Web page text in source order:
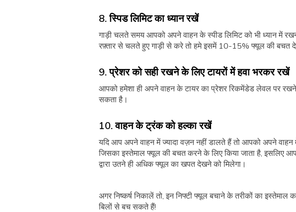
8. स्पिड लिमिट का ध्यान रखें
गाड़ी चलते समय आपको अपने वाहन के स्पीड लिमिट को भी ध्यान में
रफ़्तार से चलते हुए गाड़ी से करे तो हमे इसमें 10-15% फ्यूल की बचत
9. प्रेशर को सही रखने के लिए टायरों में हवा भरकर रखें
आपको हमेशा ही अपने वाहन के टायर का प्रेशर रिकमेंडेड लेवल पर
सकता है।
10. वाहन के ट्रंक को हल्का रखें
यदि आप अपने वाहन में ज्यादा वज़न नहीं डालते हैं तो आपको अपने
जिसका इस्तेमाल फ्यूल की बचत करने के लिए किया जाता है, इसलिए
द्वारा उतने ही अधिक फ्यूल का खपत देखने को मिलेगा।
अगर निष्कर्ष निकालें तो, इन निफ्टी फ्यूल बचाने के तरीकों का
बिलों से बच सकते हैं!